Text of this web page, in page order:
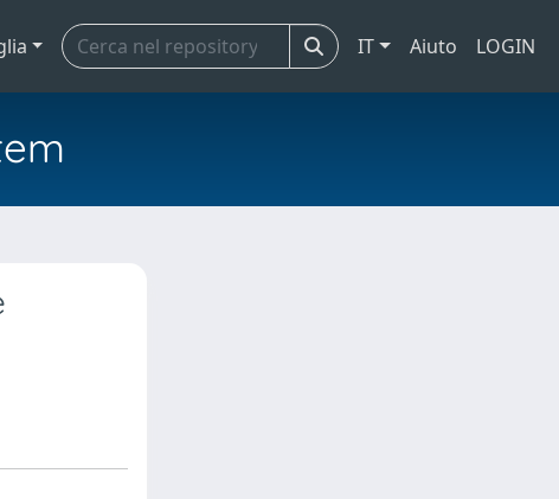
IT Aiuto LOGIN